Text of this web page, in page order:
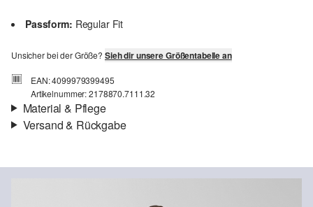
Passform: Regular Fit
Unsicher bei der Größe? Sieh dir unsere Größentabelle an
EAN: 4099979399495
Artikelnummer: 2178870.7111.32
Material & Pflege
Versand & Rückgabe
Deine Bestellung wird innerhalb von 3–5 Werktagen per Post AT